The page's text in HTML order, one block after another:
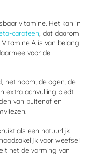
vitamine. Het kan in
caroteen, dat daarom
A is van belang
voor de
het hoorn, de ogen, de
extra aanvulling biedt
van buitenaf en
als een natuurlijk
voor weefsel
het de vorming van